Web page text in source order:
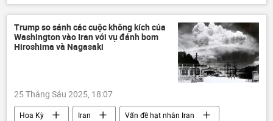
Hoa Kỳ
Iran
Vấn đề hạt nhân Iran
Leo thang căng thẳng giữa Israel và Iran
Israel
Donald Trump
Trung Đông
Trump so sánh các cuộc không kích của
Washington vào Iran với vụ đánh bom
Hiroshima và Nagasaki
25 Tháng Sáu 2025, 18:07
Hoa Kỳ Iran
Vấn đề hạt nhân Iran